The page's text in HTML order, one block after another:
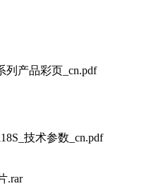
列产品彩页_cn.pdf
技术参数_cn.pdf
.rar